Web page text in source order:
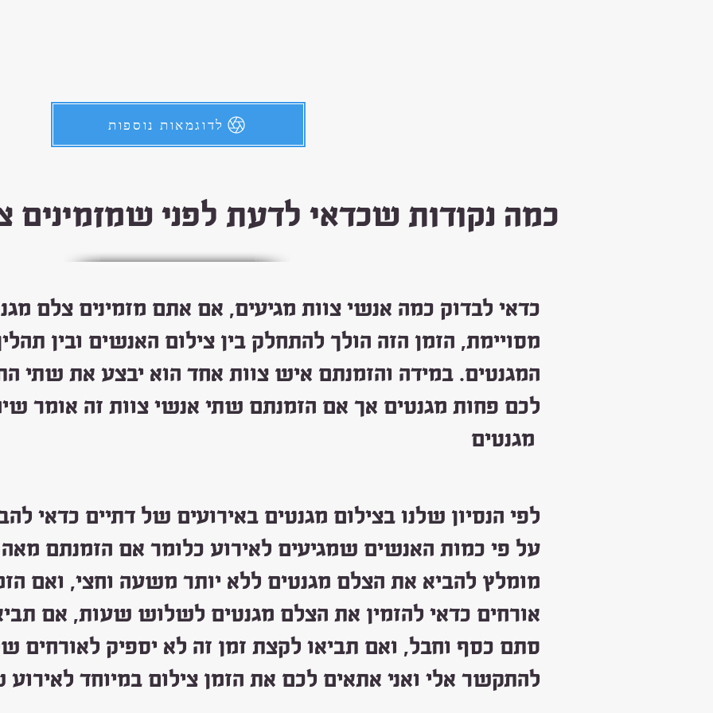
לדוגמאות נוספות
כמה נקודות שכדאי לדעת לפני שמזמינים
כדאי לבדוק כמה אנשי צוות מגיעים, אם אתם מזמינים צלם
מסויימת, הזמן הזה הולך להתחלק בין צילום האנשים ובין
המגנטים. במידה והזמנתם איש צוות אחד הוא יבצע את שתי
לכם פחות מגנטים אך אם הזמנתם שתי אנשי צוות זה אומר
לפי הנסיון שלנו בצילום מגנטים באירועים של דתיים כדאי
על פי כמות האנשים שמגיעים לאירוע כלומר אם הזמנתם
מומלץ להביא את הצלם מגנטים ללא יותר משעה וחצי, ואם
אורחים כדאי להזמין את הצלם מגנטים לשלוש שעות, אם
סתם כסף וחבל, ואם תביאו לקצת זמן זה לא יספיק
להתקשר אלי ואני אתאים לכם את הזמן צילום במיוחד